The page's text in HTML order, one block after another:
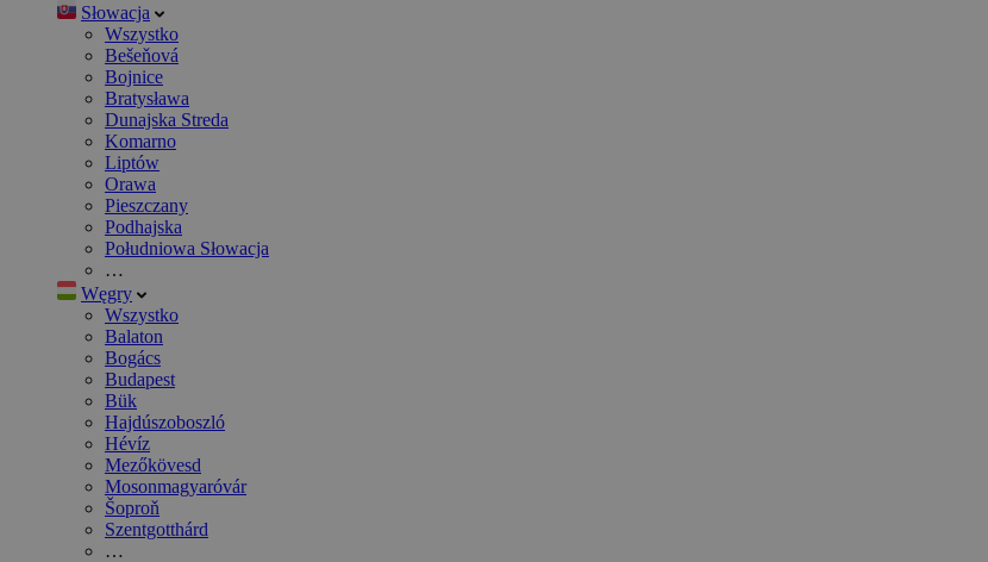
Słowacja
Wszystko
Bešeňová
Bojnice
Bratysława
Dunajska Streda
Komarno
Liptów
Orawa
Pieszczany
Podhajska
Południowa Słowacja
…
Węgry
Wszystko
Balaton
Bogács
Budapest
Bük
Hajdúszoboszló
Hévíz
Mezőkövesd
Mosonmagyaróvár
Šoproň
Szentgotthárd
…